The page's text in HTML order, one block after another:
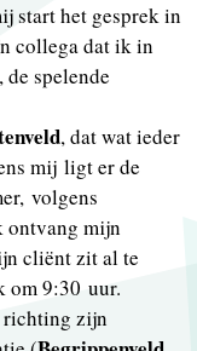
start het gesprek in
collega dat ik in
, de spelende
, dat wat ieder
mij ligt er de
volgens
ontvang mijn
cliënt zit al te
om 9:30 uur.
richting zijn